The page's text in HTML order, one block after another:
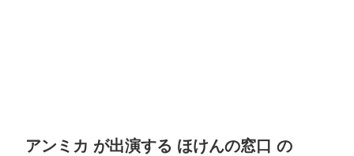
アンミカ が出演する ほけんの窓口 の